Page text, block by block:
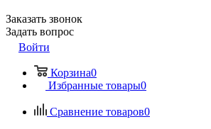
Заказать звонок
Задать вопрос
Войти
Корзина0
Избранные товары0
Сравнение товаров0